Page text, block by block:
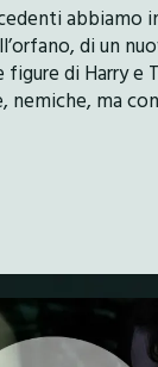
abbiamo
di un
di Harry e
nemiche, ma